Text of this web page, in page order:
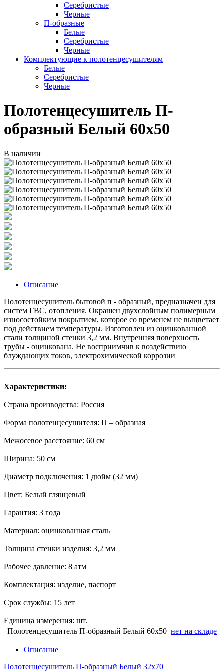
Серебристые
Черные
П-образные
Белые
Серебристые
Черные
Комплектующие к полотенцесушителям
Белые
Серебристые
Черные
Полотенцесушитель П-
образный Белый 60х50
В наличии
Описание
Полотенцесушитель бытовой п - образный, предназначен для
систем ГВС, отопления. Окрашен двухслойным полимерным
износостойким покрытием, которое со временем не выцветает
под действием температуры. Изготовлен из оцинкованной
стали толщиной стенки 3,2 мм. Внутренняя поверхность
трубы - оцинкована. Не восприимчив к воздействию
блуждающих токов, электрохимической коррозии
Характеристики:
Страна производства: Россия
Форма полотенцесушителя: П – образная
Межосевое расстояние: 60 см
Ширина: 50 см
Диаметр подключения: 1 дюйм (32 мм)
Цвет: Белый глянцевый
Гарантия: 3 года
Материал: оцинкованная сталь
Толщина стенки изделия: 3,2 мм
Рабочее давление: 8 атм
Комплектация: изделие, паспорт
Срок службы: 15 лет
Единица измерения: шт.
Полотенцесушитель П-образный Белый 60х50 нет на складе
Описание
Полотенцесушитель П-образный Белый 32х70